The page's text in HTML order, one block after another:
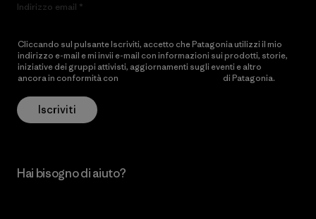
Indirizzo email
Cliccando sul pulsante Iscriviti, accetto che Patagonia utilizzi il mio
indirizzo e-mail e mi invii e-mail con informazioni sui prodotti, storie,
iniziative dei gruppi attivisti, aggiornamenti sugli eventi e altro
ancora in conformità con
di Patagonia.
Iscriviti
Hai bisogno di aiuto?